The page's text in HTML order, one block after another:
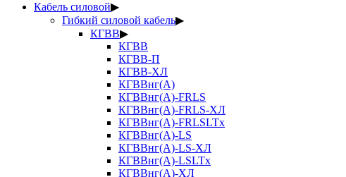
Кабель силовой▶
Гибкий силовой кабель▶
КГВВ▶
КГВВ
КГВВ-П
КГВВ-ХЛ
КГВВнг(А)
КГВВнг(А)-FRLS
КГВВнг(А)-FRLS-ХЛ
КГВВнг(А)-FRLSLTx
КГВВнг(А)-LS
КГВВнг(А)-LS-ХЛ
КГВВнг(А)-LSLTx
КГВВнг(А)-ХЛ